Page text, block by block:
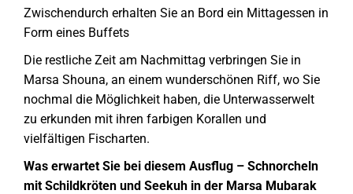
Zwischendurch erhalten Sie an Bord ein Mittagessen in
Form eines Buffets
Die restliche Zeit am Nachmittag verbringen Sie in
Marsa Shouna, an einem wunderschönen Riff, wo Sie
nochmal die Möglichkeit haben, die Unterwasserwelt
zu erkunden mit ihren farbigen Korallen und
vielfältigen Fischarten.
Was erwartet Sie bei diesem Ausflug – Schnorcheln
mit Schildkröten und Seekuh in der Marsa Mubarak